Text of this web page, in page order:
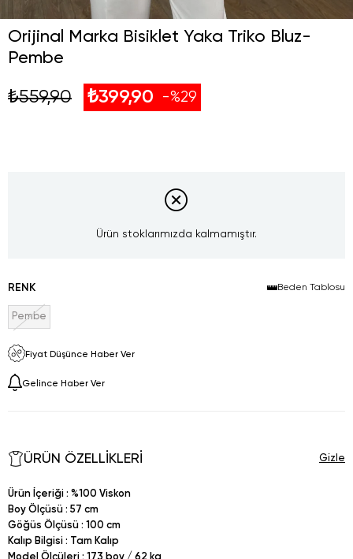
Orijinal Marka Bisiklet Yaka Triko Bluz-
Pembe
₺559,90 ₺399,90 29
Ürün stoklarımızda kalmamıştır.
RENK Beden Tablosu
Pembe
Fiyat Düşünce Haber Ver
Gelince Haber Ver
ÜRÜN ÖZELLIKLERI
Ürün İçeriği : %100 Viskon
Boy Ölçüsü : 57 cm
Göğüs Ölçüsü : 100 cm
Kalıp Bilgisi : Tam Kalıp
Model Ölçüleri : 173 boy / 62 kg